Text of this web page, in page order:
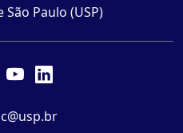
Paulo (USP)